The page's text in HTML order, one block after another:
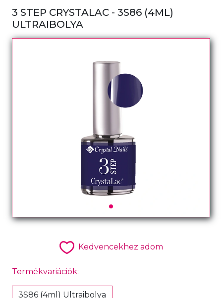
3 STEP CRYSTALAC - 3S86 (4ML)
ULTRAIBOLYA
Kedvencekhez adom
Termékvariációk:
3S86 (4ml) Ultraibolya